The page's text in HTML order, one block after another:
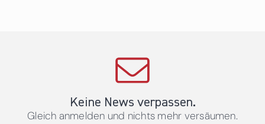
Keine News verpassen.
Gleich anmelden und nichts mehr versäumen.